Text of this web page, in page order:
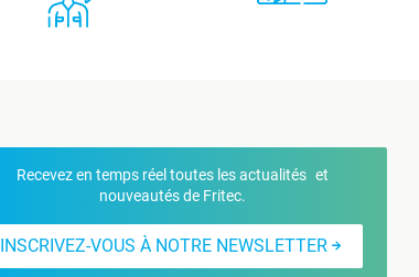
Recevez en temps réel toutes les actualités et
nouveautés de Fritec.
INSCRIVEZ-VOUS À NOTRE NEWSLETTER